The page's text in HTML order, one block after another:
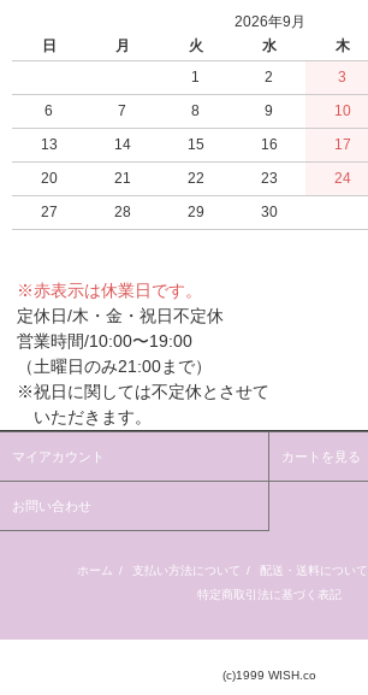
2026年9月
日
月 火 水 木
1
2 3
6
7 8 9 10
13
14 15 16 17
20
21 22 23 24
27
28 29 30
※赤表示は休業日です。
定休日/木・金・祝日不定休
営業時間/10:00〜19:00
（土曜日のみ21:00まで）
※祝日に関しては不定休とさせて
いただきます。
マイアカウント カートを見る
お問い合わせ
ホーム / 支払い方法について / 配送・送料について
特定商取引法に基づく表記
(c)1999 WISH.co